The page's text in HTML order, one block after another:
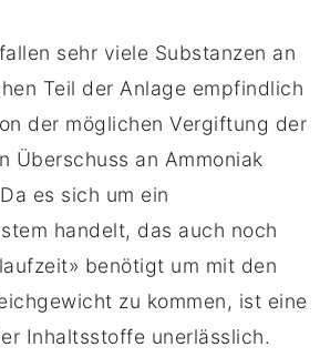
sehr viele Substanzen an
Teil der Anlage empfindlich
der möglichen Vergiftung der
Überschuss an Ammoniak
es sich um ein
handelt, das auch noch
benötigt um mit den
zu kommen, ist eine
Inhaltsstoffe unerlässlich.